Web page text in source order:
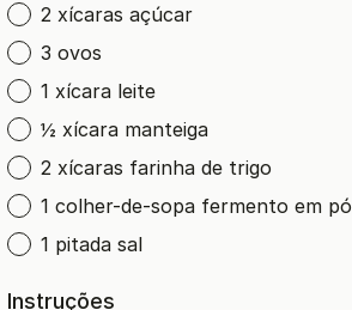
2 xícaras açúcar
3 ovos
1 xícara leite
½ xícara manteiga
2 xícaras farinha de trigo
1 colher-de-sopa fermento em pó
1 pitada sal
Instruções